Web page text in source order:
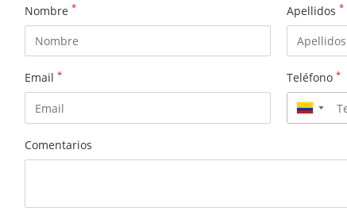
Nombre * Apellidos *
Email * Teléfono *
▼
Comentarios